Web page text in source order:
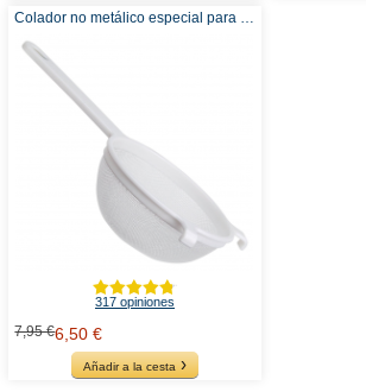
Colador no metálico especial para Kéfir
317 opiniones
7,95 €6,50 €
Añadir a la cesta